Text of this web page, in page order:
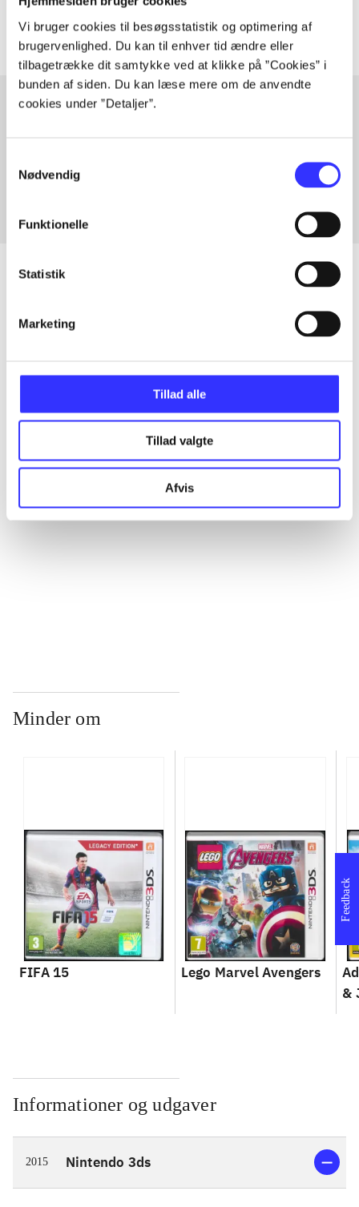
Vi bruger cookies til besøgsstatistik og optimering af
brugervenlighed. Du kan til enhver tid ændre eller
tilbagetrække dit samtykke ved at klikke på ”Cookies” i
bunden af siden. Du kan læse mere om de anvendte
cookies under ”Detaljer”.
Nødvendig
Funktionelle
Statistik
Marketing
Tillad alle
Tillad valgte
Afvis
Artikler
Minder om
FIFA 15 Lego Marvel Avengers
&
Informationer og udgaver
2015 Nintendo 3ds
Feedback